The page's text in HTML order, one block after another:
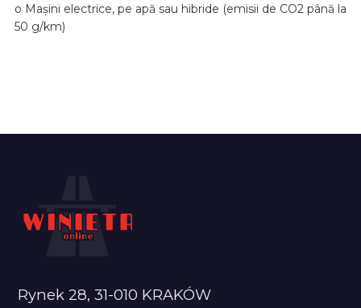
o Mașini electrice, pe apă sau hibride (emisii de CO2 până la
50 g/km)
Rynek 28, 31-010 KRAKÓW